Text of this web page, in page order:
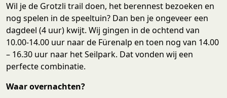
Wil je de Grotzli trail doen, het berennest bezoeken en
nog spelen in de speeltuin? Dan ben je ongeveer een
dagdeel (4 uur) kwijt. Wij gingen in de ochtend van
10.00-14.00 uur naar de Fürenalp en toen nog van 14.00
– 16.30 uur naar het Seilpark. Dat vonden wij een
perfecte combinatie.
Waar overnachten?